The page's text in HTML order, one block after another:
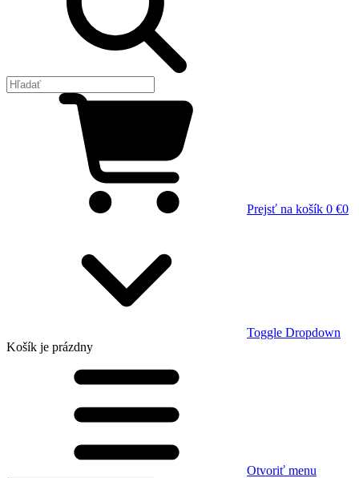
Prejsť na košík 0 €0
Toggle Dropdown
Košík je prázdny
Otvoriť menu